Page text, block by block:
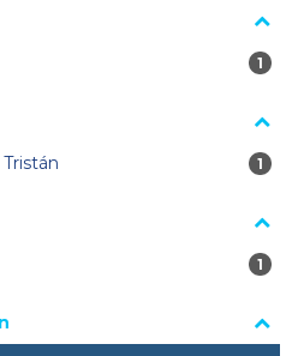
cuando se seleccione o excluya
1
1
1
1
1
1